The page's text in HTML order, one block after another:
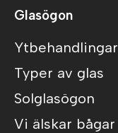
Glasögon
Ytbehandlingar
Typer av glas
Solglasögon
Vi älskar bågar